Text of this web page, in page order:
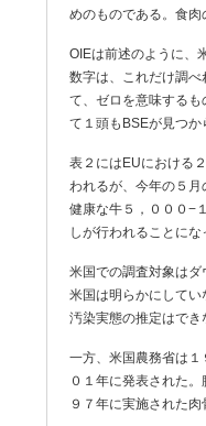
めのものである。食
OIEは前述のように、
数字は、これだけ調
て、ゼロを意味する
て１頭もBSEが見つ
表２にはEUにおける
われるが、今年の５
健康な牛５，０００−
しが行われることにな
米国での調査対象は
米国は明らかにして
汚染実態の推定はでき
一方、米国農務省は
０１年に発表された
９７年に実施された